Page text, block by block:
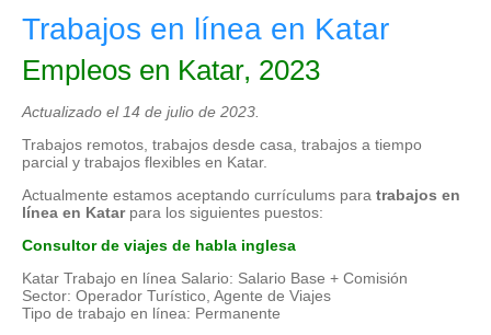
Trabajos en línea en Katar
Empleos en Katar, 2023
Actualizado el 14 de julio de 2023.
Trabajos remotos, trabajos desde casa, trabajos a tiempo
parcial y trabajos flexibles en Katar.
Actualmente estamos aceptando currículums para trabajos en
línea en Katarpara los siguientes puestos:
Consultor de viajes de habla inglesa
Katar Trabajo en línea Salario: Salario Base + Comisión
Sector: Operador Turístico, Agente de Viajes
Tipo de trabajo en línea: Permanente